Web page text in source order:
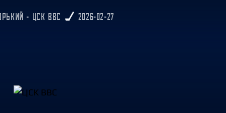
- ЦСК ВВС 2026-02-27